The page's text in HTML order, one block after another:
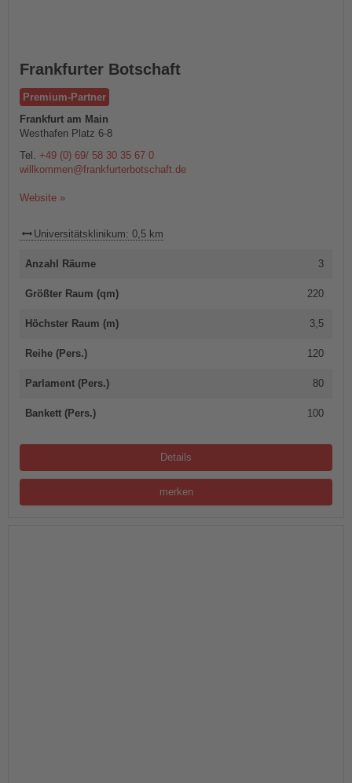
Frankfurter Botschaft
Premium-Partner
Frankfurt am Main
Westhafen Platz 6-8
Tel. +49 (0) 69/ 58 30 35 67 0
willkommen@frankfurterbotschaft.de
Website »
Universitätsklinikum: 0,5 km
Anzahl Räume 3
Größter Raum (qm) 220
Höchster Raum (m) 3,5
Reihe (Pers.) 120
Parlament (Pers.) 80
Bankett (Pers.) 100
Details
merken